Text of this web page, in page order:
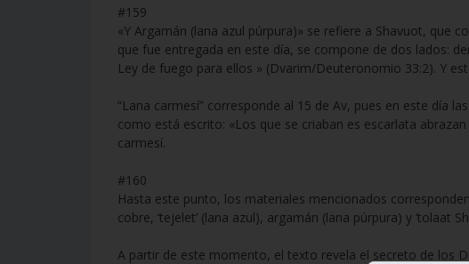
#159
«Y Argamán (lana azul púrpura)» se refiere a Shavuot, que
que fue entregada en este día, se compone de dos lados:
Ley de fuego para ellos » (Dvarim/Deuteronomio 33:2). Y
“Lana carmesí” corresponde al 15 de Av, pues en este día
como está escrito: «Los que se criaban es escarlata
carmesí.
#160
Hasta este punto, los materiales mencionados
cobre, ‘tejelet’ (lana azul), argamán (lana púrpura) y ‘tolaat
A partir de este momento, el texto revela el secreto de los